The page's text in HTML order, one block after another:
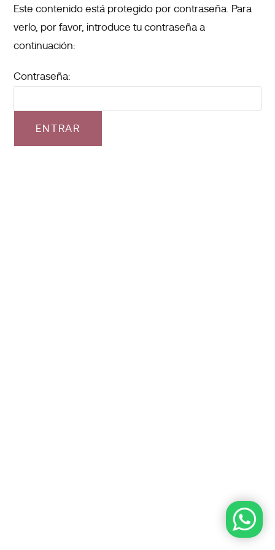
Este contenido está protegido por contraseña. Para
verlo, por favor, introduce tu contraseña a
continuación:
Contraseña: